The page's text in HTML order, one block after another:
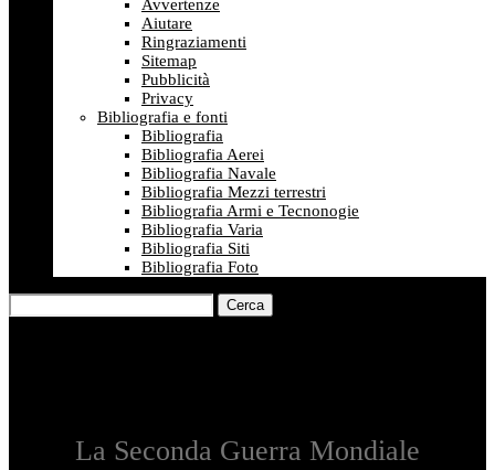
Avvertenze
Aiutare
Ringraziamenti
Sitemap
Pubblicità
Privacy
Bibliografia e fonti
Bibliografia
Bibliografia Aerei
Bibliografia Navale
Bibliografia Mezzi terrestri
Bibliografia Armi e Tecnonogie
Bibliografia Varia
Bibliografia Siti
Bibliografia Foto
Cerca
La Seconda Guerra Mondiale